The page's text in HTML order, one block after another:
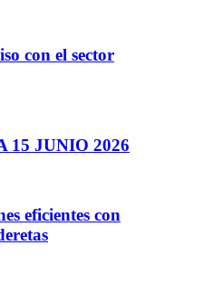
con el sector
JUNIO 2026
eficientes con